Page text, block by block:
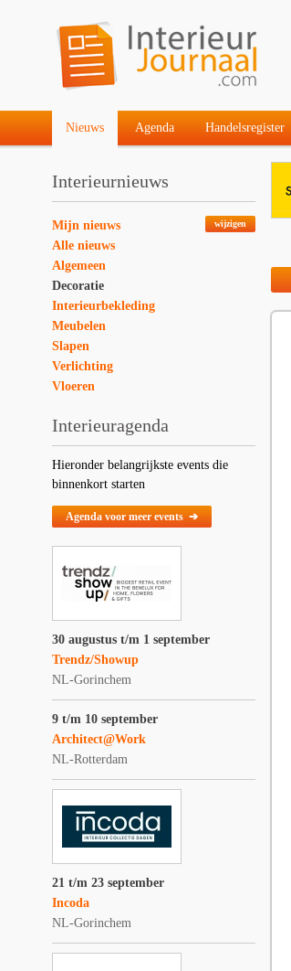
Nieuws Agenda Handelsregister
Interieurnieuws
wijzigen
Mijn nieuws
Alle nieuws
Algemeen
Decoratie
Interieurbekleding
Meubelen
Slapen
Verlichting
Vloeren
Interieuragenda
Hieronder belangrijkste events die
binnenkort starten
Agenda voor meer events ➔
30 augustus t/m 1 september
Trendz/Showup
NL-Gorinchem
9 t/m 10 september
Architect@Work
NL-Rotterdam
21 t/m 23 september
Incoda
NL-Gorinchem